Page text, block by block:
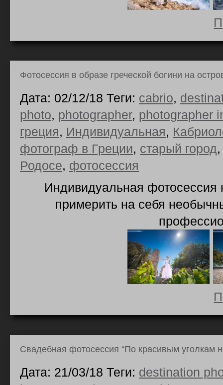
Фотосессия в образе греческой богини на
Дата: 02/12/18 Теги: cabrio,
photo, photographer, photographer
греция, Индивидуальная,
фотограф в Греции, старый город
Родосе, фотосессия
Индивидуальная фотосессия
примерить на себя
Свадебная фотосессия “По красивым уголкам
Дата: 21/03/18 Теги: destination